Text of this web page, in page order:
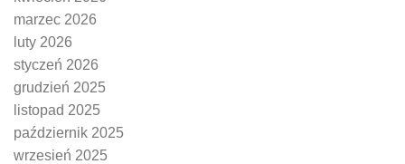
marzec 2026
luty 2026
styczeń 2026
grudzień 2025
listopad 2025
październik 2025
wrzesień 2025